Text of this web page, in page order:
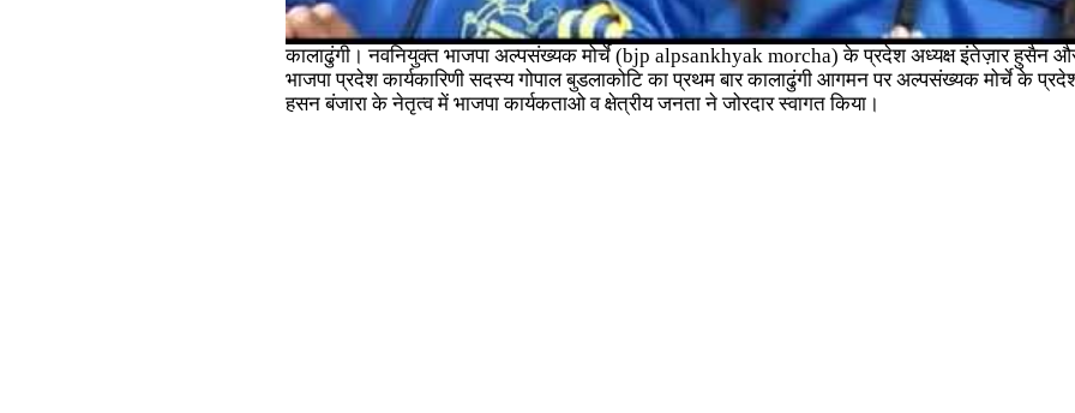
कालाढुंगी। नवनियुक्त भाजपा अल्पसंख्यक मोर्चे (bjp alpsankhyak morcha) के प्रदेश अध्यक्ष इंतेज़ार हुसैन
भाजपा प्रदेश कार्यकारिणी सदस्य गोपाल बुडलाकोटि का प्रथम बार कालाढुंगी आगमन पर अल्पसंख्यक मोर्चे के
हसन बंजारा के नेतृत्व में भाजपा कार्यकताओ व क्षेत्रीय जनता ने जोरदार स्वागत किया।